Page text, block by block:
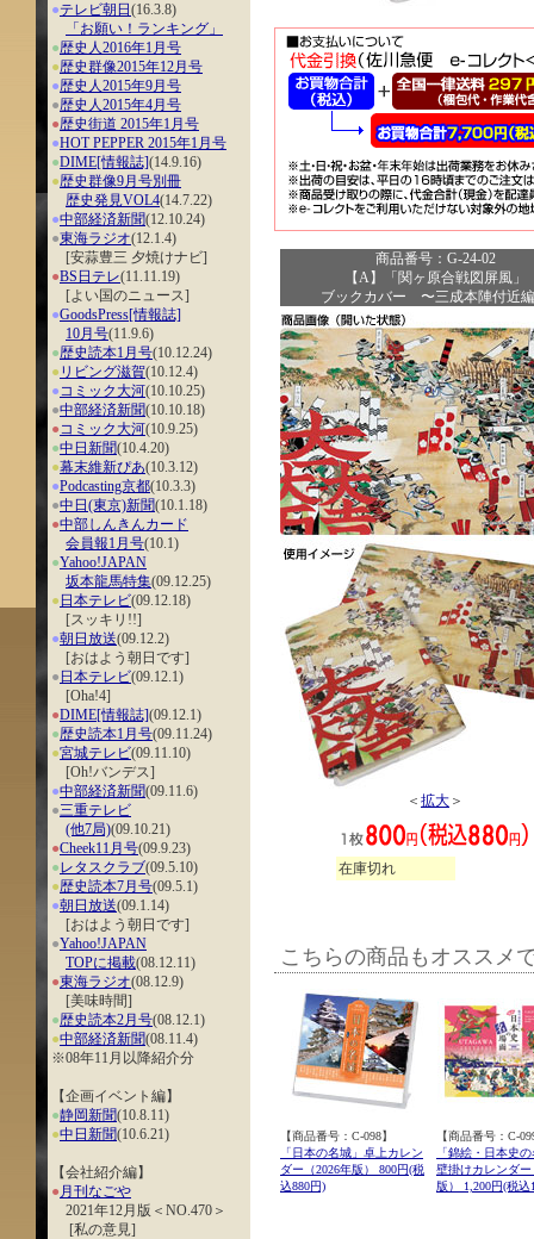
●テレビ朝日 (16.3.8)
「お願い！ランキング」
●歴史人2016年1月号
●歴史群像2015年12月号
●歴史人2015年9月号
●歴史人2015年4月号
●歴史街道 2015年1月号
●HOT PEPPER 2015年1月号
●DIME[情報誌](14.9.16)
●歴史群像9月号別冊
歴史発見VOL4(14.7.22)
●中部経済新聞(12.10.24)
●東海ラジオ(12.1.4)
[安蒜豊三 夕焼けナビ]
●BS日テレ(11.11.19)
[よい国のニュース]
●GoodsPress[情報誌]
10月号(11.9.6)
●歴史読本1月号(10.12.24)
● リビング滋賀(10.12.4)
●コミック大河(10.10.25)
●中部経済新聞(10.10.18)
●コミック大河(10.9.25)
●中日新聞(10.4.20)
●幕末維新ぴあ(10.3.12)
●Podcasting京都(10.3.3)
●中日(東京)新聞(10.1.18)
●中部しんきんカード
会員報1月号(10.1)
●Yahoo!JAPAN
坂本龍馬特集(09.12.25)
● 日本テレビ(09.12.18)
[スッキリ!!]
●朝日放送(09.12.2)
[おはよう朝日です]
● 日本テレビ(09.12.1)
[Oha!4]
●DIME[情報誌](09.12.1)
●歴史読本1月号(09.11.24)
●宮城テレビ(09.11.10)
[Oh!バンデス]
●中部経済新聞(09.11.6)
●三重テレビ
(他7局)(09.10.21)
●Cheek11月号(09.9.23)
●レタスクラブ(09.5.10)
●歴史読本7月号(09.5.1)
●朝日放送(09.1.14)
[おはよう朝日です]
●Yahoo!JAPAN
TOPに掲載(08.12.11)
●東海ラジオ(08.12.9)
[美味時間]
●歴史読本2月号(08.12.1)
●中部経済新聞(08.11.4)
※08年11月以降紹介分
【企画イベント編】
●静岡新聞(10.8.11)
●中日新聞(10.6.21)
【会社紹介編】
● 月刊なごや
2021年12月版＜NO.470＞
[私の意見]
商品番号：G-24-02
【A】「関ヶ原合戦図屏風」
ブックカバー 〜三成本陣付近
＜ 拡大 ＞
在庫切れ
こちらの商品もオススメ
【商品番号：C-098】
「日本の名城」卓上カレン
ダー（2026年版） 800円(税
込880円)
【商品番号：C-
「錦絵・日本史
壁掛けカレンダー
版） 1,200円(税込